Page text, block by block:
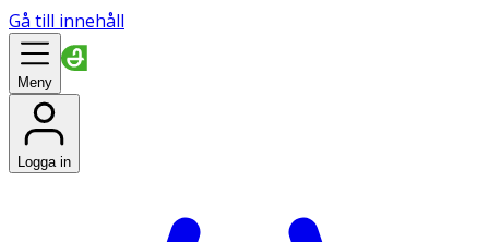
Gå till innehåll
Meny
Logga in